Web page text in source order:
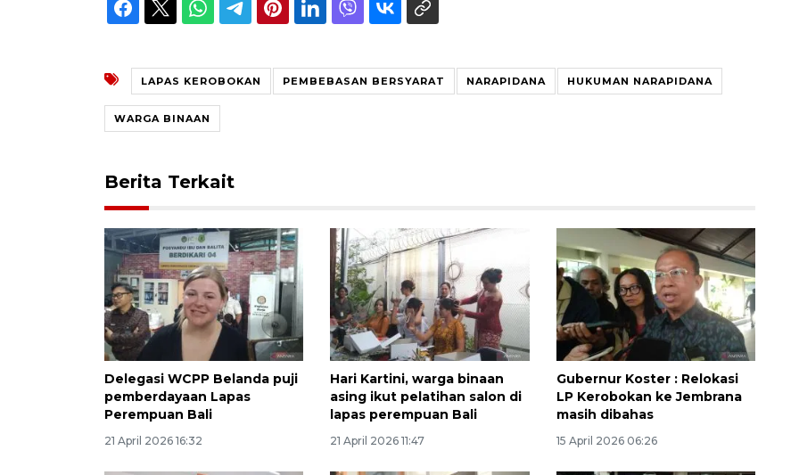
LAPAS KEROBOKAN PEMBEBASAN BERSYARAT NARAPIDANA HUKUMAN NARAPIDANA
WARGA BINAAN
Berita Terkait
Delegasi WCPP Belanda puji
pemberdayaan Lapas
Perempuan Bali
21 April 2026 16:32
Hari Kartini, warga binaan
asing ikut pelatihan salon di
lapas perempuan Bali
21 April 2026 11:47
Gubernur Koster : Relokasi
LP Kerobokan ke Jembrana
masih dibahas
15 April 2026 06:26
Waspadai penyakit saat
musim kemarau
2026-08-05 12:00:00